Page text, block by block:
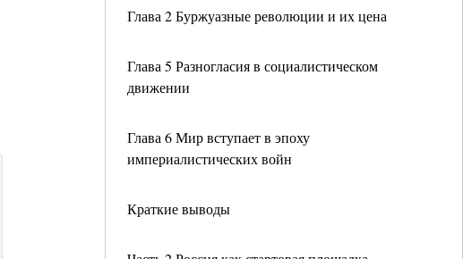
Глава 2 Буржуазные революции и их цена
Глава 5 Разногласия в социалистическом
движении
Глава 6 Мир вступает в эпоху
империалистических войн
Краткие выводы